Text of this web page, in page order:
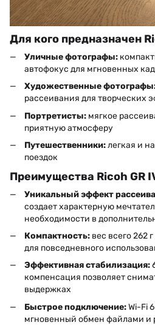
Для кого предназначен
Уличные фотографы:
автофокус для мгновенных
Художественные
рассеивания для творческих
Портретисты: мягкое
приятную атмосферу
Путешественники:легкая и
поездок
Преимущества Ricoh GR
Уникальный эффект
создает характерную
необходимости в
Компактность: вес всего 262
для повседневного
Эффективная стабилизация:
компенсация позволяет
выдержках
Быстрое подключение:Wi-Fi
мгновенный обмен файлами и